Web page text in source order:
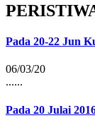
Pada 20-22 Jun
06/03/20
......
Pada 20 Julai